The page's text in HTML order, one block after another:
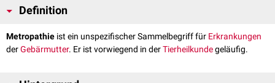
Definition
Metropathie ist ein unspezifischer Sammelbegriff für Erkrankungen
derGebärmutter. Er ist vorwiegend in derTierheilkundegeläufig.